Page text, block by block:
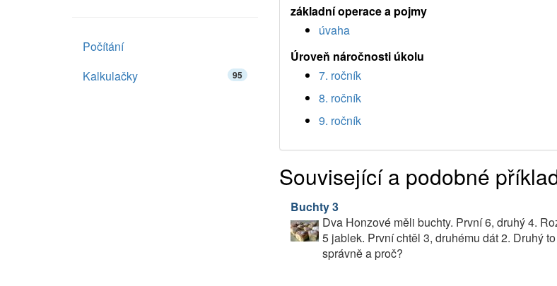
základní operace a pojmy
úvaha
Úroveň náročnosti úkolu
7. ročník
8. ročník
9. ročník
Související a podobné
Buchty 3
Dva Honzové měli buchty. První 6, druhý 4.
5 jablek. První chtěl 3, druhému dát 2. Druhý
správně a proč?
Počítání
Kalkulačky
95